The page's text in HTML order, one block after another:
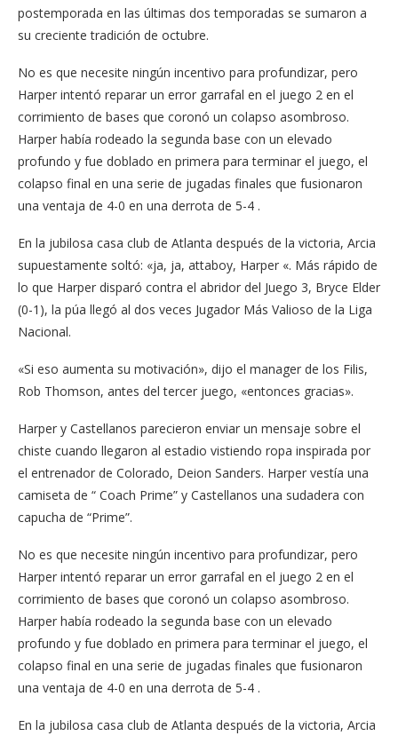
postemporada en las últimas dos temporadas se sumaron a
su creciente tradición de octubre.
No es que necesite ningún incentivo para profundizar, pero
Harper intentó reparar un error garrafal en el juego 2 en el
corrimiento de bases que coronó un colapso asombroso.
Harper había rodeado la segunda base con un elevado
profundo y fue doblado en primera para terminar el juego, el
colapso final en una serie de jugadas finales que fusionaron
una ventaja de 4-0 en una derrota de 5-4 .
En la jubilosa casa club de Atlanta después de la victoria, Arcia
supuestamente soltó: «ja, ja, attaboy, Harper «. Más rápido de
lo que Harper disparó contra el abridor del Juego 3, Bryce Elder
(0-1), la púa llegó al dos veces Jugador Más Valioso de la Liga
Nacional.
«Si eso aumenta su motivación», dijo el manager de los Filis,
Rob Thomson, antes del tercer juego, «entonces gracias».
Harper y Castellanos parecieron enviar un mensaje sobre el
chiste cuando llegaron al estadio vistiendo ropa inspirada por
el entrenador de Colorado, Deion Sanders. Harper vestía una
camiseta de “ Coach Prime” y Castellanos una sudadera con
capucha de “Prime”.
No es que necesite ningún incentivo para profundizar, pero
Harper intentó reparar un error garrafal en el juego 2 en el
corrimiento de bases que coronó un colapso asombroso.
Harper había rodeado la segunda base con un elevado
profundo y fue doblado en primera para terminar el juego, el
colapso final en una serie de jugadas finales que fusionaron
una ventaja de 4-0 en una derrota de 5-4 .
En la jubilosa casa club de Atlanta después de la victoria, Arcia